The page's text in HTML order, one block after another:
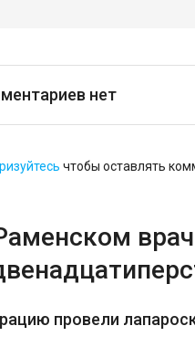
нет
чтобы оставлять
провели